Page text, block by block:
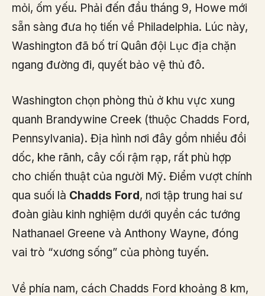
mỏi, ốm yếu. Phải đến đầu tháng 9, Howe mới
sẵn sàng đưa họ tiến về Philadelphia. Lúc này,
Washington đã bố trí Quân đội Lục địa chặn
ngang đường đi, quyết bảo vệ thủ đô.
Washington chọn phòng thủ ở khu vực xung
quanh Brandywine Creek (thuộc Chadds Ford,
Pennsylvania). Địa hình nơi đây gồm nhiều đồi
dốc, khe rãnh, cây cối rậm rạp, rất phù hợp
cho chiến thuật của người Mỹ. Điểm vượt chính
qua suối là Chadds Ford, nơi tập trung hai sư
đoàn giàu kinh nghiệm dưới quyền các tướng
Nathanael Greene và Anthony Wayne, đóng
vai trò “xương sống” của phòng tuyến.
Về phía nam, cách Chadds Ford khoảng 8 km,